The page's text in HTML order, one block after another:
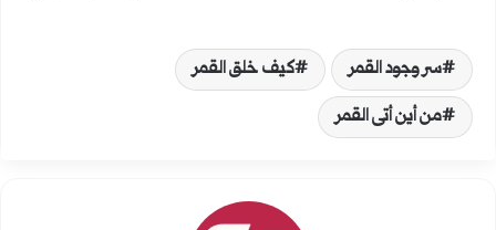
سر وجود القمر
كيف خلق القمر
من أين أتى القمر